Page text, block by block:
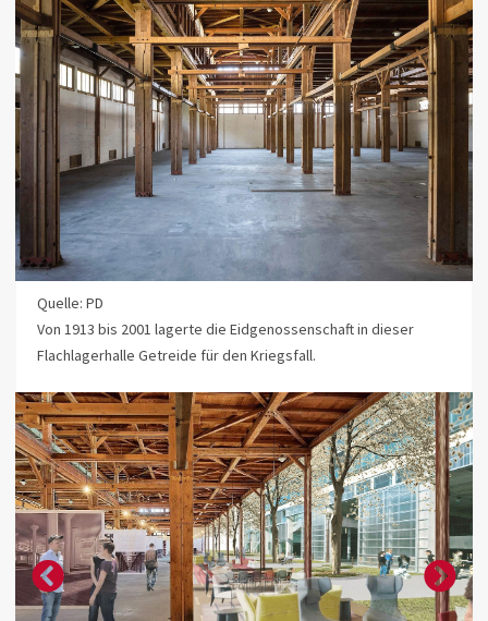
Quelle: PD
Von 1913 bis 2001 lagerte die Eidgenossenschaft in dieser
Flachlagerhalle Getreide für den Kriegsfall.